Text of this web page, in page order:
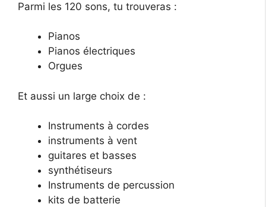
Parmi les 120 sons, tu trouveras :
Pianos
Pianos électriques
Orgues
Et aussi un large choix de :
Instruments à cordes
instruments à vent
guitares et basses
synthétiseurs
Instruments de percussion
kits de batterie